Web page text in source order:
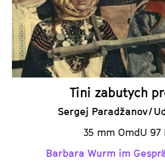
t
s
Tini zabutych
Sergej Paradžanov /
35 mm OmdU 97
Barbara Wurm im